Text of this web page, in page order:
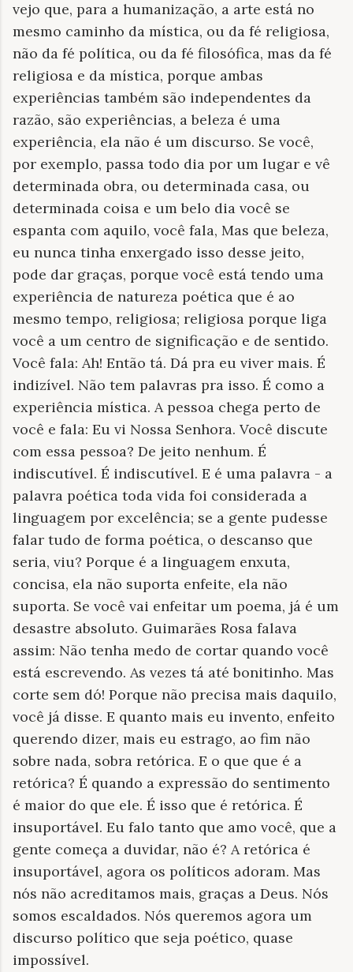
vejo que, para a humanização, a arte está no
mesmo caminho da mística, ou da fé religiosa,
não da fé política, ou da fé filosófica, mas da fé
religiosa e da mística, porque ambas
experiências também são independentes da
razão, são experiências, a beleza é uma
experiência, ela não é um discurso. Se você,
por exemplo, passa todo dia por um lugar e vê
determinada obra, ou determinada casa, ou
determinada coisa e um belo dia você se
espanta com aquilo, você fala, Mas que beleza,
eu nunca tinha enxergado isso desse jeito,
pode dar graças, porque você está tendo uma
experiência de natureza poética que é ao
mesmo tempo, religiosa; religiosa porque liga
você a um centro de significação e de sentido.
Você fala: Ah! Então tá. Dá pra eu viver mais. É
indizível. Não tem palavras pra isso. É como a
experiência mística. A pessoa chega perto de
você e fala: Eu vi Nossa Senhora. Você discute
com essa pessoa? De jeito nenhum. É
indiscutível. É indiscutível. E é uma palavra - a
palavra poética toda vida foi considerada a
linguagem por excelência; se a gente pudesse
falar tudo de forma poética, o descanso que
seria, viu? Porque é a linguagem enxuta,
concisa, ela não suporta enfeite, ela não
suporta. Se você vai enfeitar um poema, já é um
desastre absoluto. Guimarães Rosa falava
assim: Não tenha medo de cortar quando você
está escrevendo. As vezes tá até bonitinho. Mas
corte sem dó! Porque não precisa mais daquilo,
você já disse. E quanto mais eu invento, enfeito
querendo dizer, mais eu estrago, ao fim não
sobre nada, sobra retórica. E o que que é a
retórica? É quando a expressão do sentimento
é maior do que ele. É isso que é retórica. É
insuportável. Eu falo tanto que amo você, que a
gente começa a duvidar, não é? A retórica é
insuportável, agora os políticos adoram. Mas
nós não acreditamos mais, graças a Deus. Nós
somos escaldados. Nós queremos agora um
discurso político que seja poético, quase
impossível.